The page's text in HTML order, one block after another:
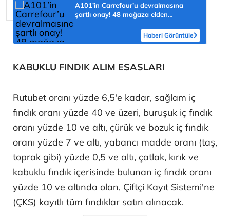
A101’in Carrefour’u devralmasına
şartlı onay! 48 mağaza elden
Haberi Görüntüle
KABUKLU FINDIK ALIM ESASLARI
Rutubet oranı yüzde 6,5'e kadar, sağlam iç
fındık oranı yüzde 40 ve üzeri, buruşuk iç fındık
oranı yüzde 10 ve altı, çürük ve bozuk iç fındık
oranı yüzde 7 ve altı, yabancı madde oranı (taş,
toprak gibi) yüzde 0,5 ve altı, çatlak, kırık ve
kabuklu fındık içerisinde bulunan iç fındık oranı
yüzde 10 ve altında olan, Çiftçi Kayıt Sistemi'ne
(ÇKS) kayıtlı tüm fındıklar satın alınacak.